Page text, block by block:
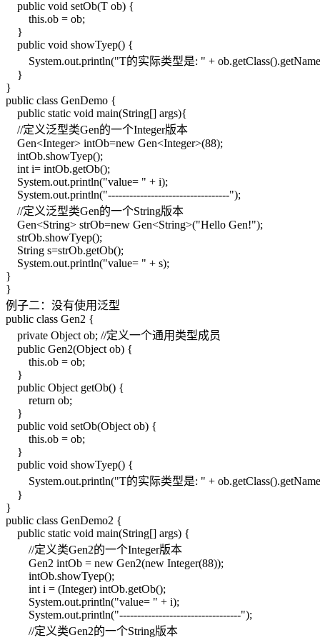
public void setOb(T ob) {
this.ob = ob;
}
public void showTyep() {
System.out.println("T的实际类型是: " +
}
}
public class GenDemo {
public static void main(String[] args){
//定义泛型类Gen的一个Integer版本
Gen<Integer> intOb=new Gen<Integer>(88);
intOb.showTyep();
int i= intOb.getOb();
System.out.println("value= " + i);
System.out.println("----------------------------------");
//定义泛型类Gen的一个String版本
Gen<String> strOb=new Gen<String>("Hello Gen!");
strOb.showTyep();
String s=strOb.getOb();
System.out.println("value= " + s);
}
}
例子二：没有使用泛型
public class Gen2 {
private Object ob; //定义一个通用类型成员
public Gen2(Object ob) {
this.ob = ob;
}
public Object getOb() {
return ob;
}
public void setOb(Object ob) {
this.ob = ob;
}
public void showTyep() {
System.out.println("T的实际类型是: " +
}
}
public class GenDemo2 {
public static void main(String[] args) {
//定义类Gen2的一个Integer版本
Gen2 intOb = new Gen2(new Integer(88));
intOb.showTyep();
int i = (Integer) intOb.getOb();
System.out.println("value= " + i);
System.out.println("----------------------------------");
//定义类Gen2的一个String版本